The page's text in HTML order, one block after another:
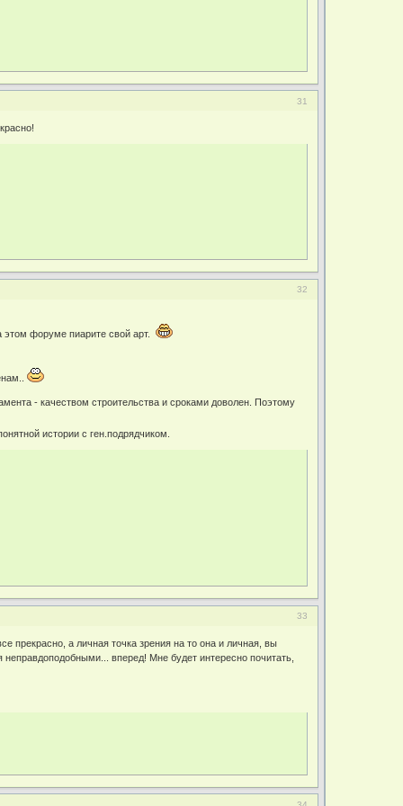
31
32
этом форуме пиарите свой арт.
- качеством строительства и сроками доволен. Поэтому
истории с ген.подрядчиком.
33
прекрасно, а личная точка зрения на то она и личная, вы
вперед! Мне будет интересно почитать,